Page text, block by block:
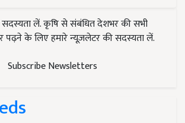
सदस्यता लें. कृषि से संबंधित देशभर की सभी
के लिए हमारे न्यूज़लेटर की सदस्यता लें.
Subscribe Newsletters